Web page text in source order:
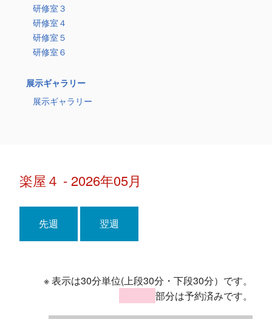
研修室３
研修室４
研修室５
研修室６
展示ギャラリー
展示ギャラリー
楽屋４ - 2026年05月
先週 翌週
※ 表示は30分単位(上段30分・下段30分）です。
部分は予約済みです。